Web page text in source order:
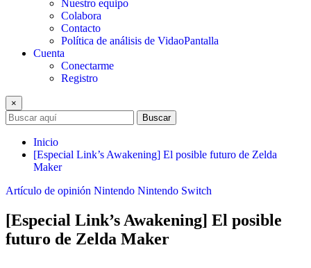
Nuestro equipo
Colabora
Contacto
Política de análisis de VidaoPantalla
Cuenta
Conectarme
Registro
×
Buscar
Inicio
[Especial Link’s Awakening] El posible futuro de Zelda
Maker
Artículo de opinión Nintendo Nintendo Switch
[Especial Link’s Awakening] El posible
futuro de Zelda Maker